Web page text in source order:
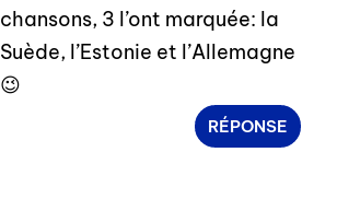
chansons, 3 l’ont marquée: la
Suède, l’Estonie et l’Allemagne
😉
RÉPONSE